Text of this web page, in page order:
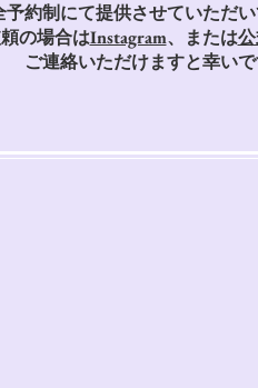
予約制にて提供させていただ
の場合はInstagram、または
ご連絡いただけますと幸い